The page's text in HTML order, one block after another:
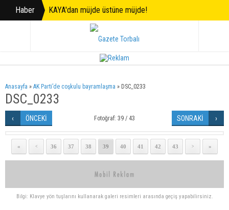
Haber KAYA'dan müjde üstüne müjde!
Anasayfa » AK Parti’de coşkulu bayramlaşma » DSC_0233
DSC_0233
ÖNCEKİ Fotoğraf: 39 / 43 SONRAKİ
« < 36 37 38 39 40 41 42 43 > »
Bilgi: Klavye yön tuşlarını kullanarak galeri resimleri arasında geçiş yapabilirsiniz.